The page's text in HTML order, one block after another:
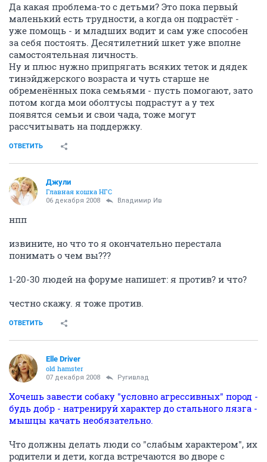
Да какая проблема-то с детьми? Это пока первый
маленький есть трудности, а когда он подрастёт -
уже помощь - и младших водит и сам уже способен
за себя постоять. Десятилетний шкет уже вполне
самостоятельная личность.
Ну и плюс нужно припрягать всяких теток и дядек
тинэйджерского возраста и чуть старше не
обременённых пока семьями - пусть помогают, зато
потом когда мои оболтусы подрастут а у тех
появятся семьи и свои чада, тоже могут
рассчитывать на поддержку.
ОТВЕТИТЬ
Джули
Главная кошка НГС
06 декабря 2008 Владимир Ив
нпп
извините, но что то я окончательно перестала
понимать о чем вы???
1-20-30 людей на форуме напишет: я против? и что?
честно скажу. я тоже против.
ОТВЕТИТЬ
Elle Driver
old hamster
07 декабря 2008 Ругивлад
Хочешь завести собаку "условно агрессивных" пород -
будь добр - натренируй характер до стального лязга -
мышцы качать необязательно.
Что должны делать люди со "слабым характером", их
родители и дети, когда встречаются во дворе с